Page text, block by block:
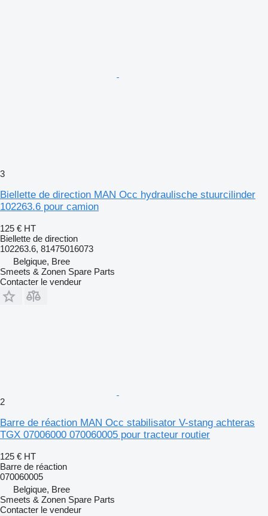
3
Biellette de direction MAN Occ hydraulische stuurcilinder
102263.6 pour camion
125 € HT
Biellette de direction
102263.6, 81475016073
Belgique, Bree
Smeets & Zonen Spare Parts
Contacter le vendeur
2
Barre de réaction MAN Occ stabilisator V-stang achteras
TGX 07006000 070060005 pour tracteur routier
125 € HT
Barre de réaction
070060005
Belgique, Bree
Smeets & Zonen Spare Parts
Contacter le vendeur